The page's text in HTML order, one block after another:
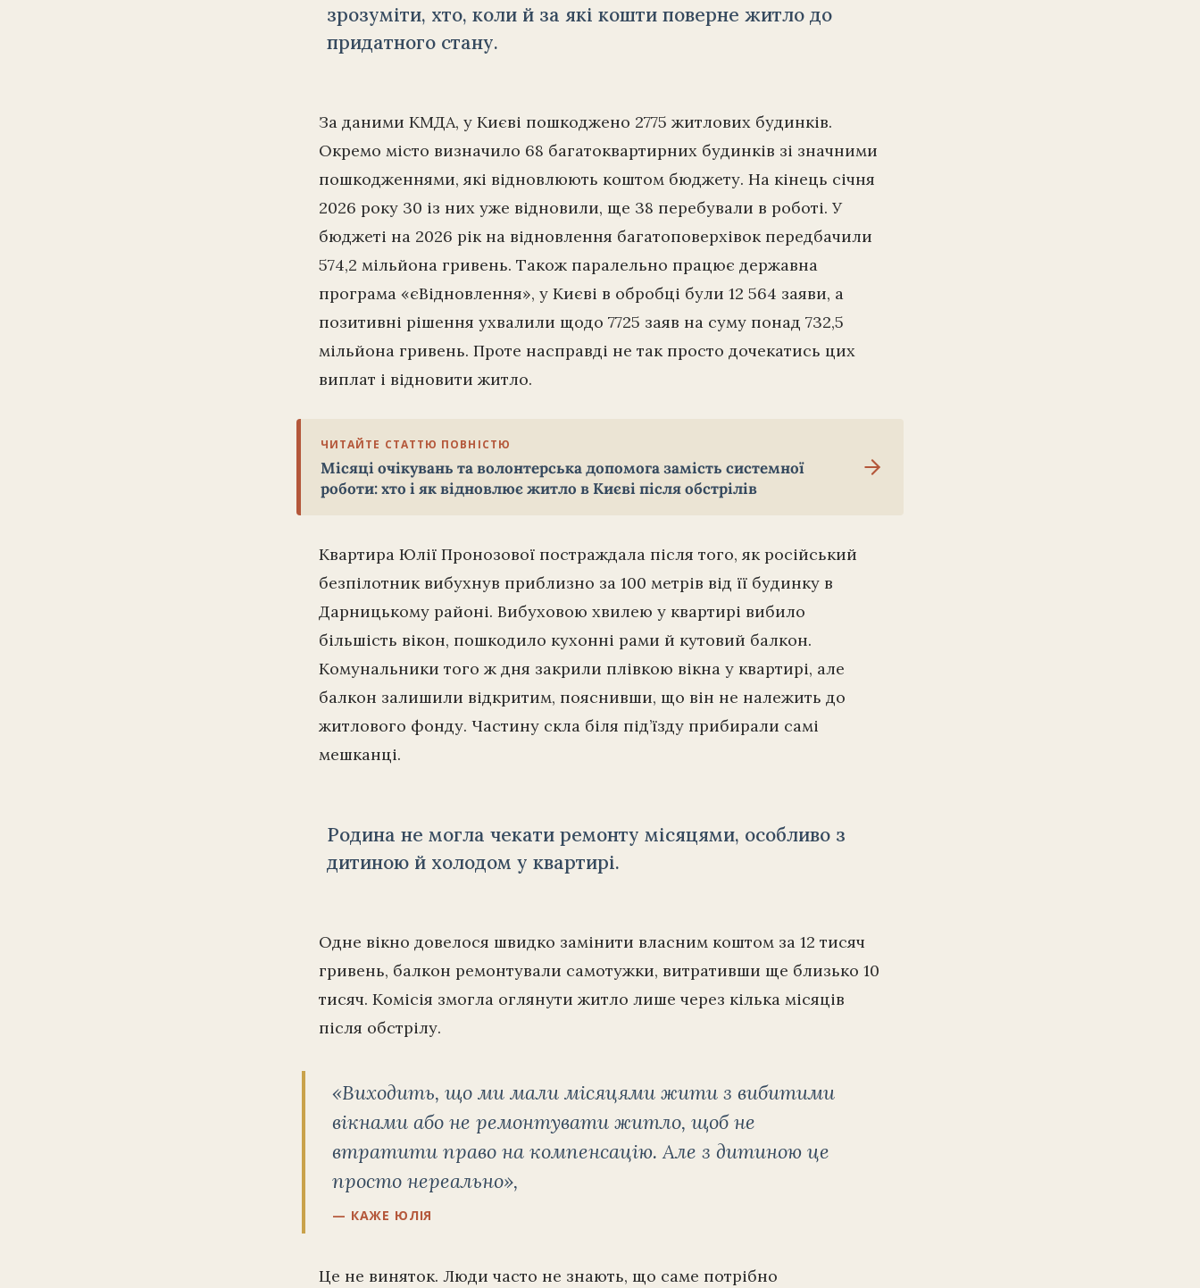
зрозуміти, хто, коли й за які кошти поверне житло до
придатного стану.
За даними КМДА, у Києві пошкоджено 2775 житлових будинків.
Окремо місто визначило 68 багатоквартирних будинків зі значними
пошкодженнями, які відновлюють коштом бюджету. На кінець січня
2026 року 30 із них уже відновили, ще 38 перебували в роботі. У
бюджеті на 2026 рік на відновлення багатоповерхівок передбачили
574,2 мільйона гривень. Також паралельно працює державна
програма «єВідновлення», у Києві в обробці були 12 564 заяви, а
позитивні рішення ухвалили щодо 7725 заяв на суму понад 732,5
мільйона гривень. Проте насправді не так просто дочекатись цих
виплат і відновити житло.
ЧИТАЙТЕ СТАТТЮ ПОВНІСТЮ
Місяці очікувань та волонтерська допомога замість системної
роботи: хто і як відновлює житло в Києві після обстрілів
Квартира Юлії Пронозової постраждала після того, як російський
безпілотник вибухнув приблизно за 100 метрів від її будинку в
Дарницькому районі. Вибуховою хвилею у квартирі вибило
більшість вікон, пошкодило кухонні рами й кутовий балкон.
Комунальники того ж дня закрили плівкою вікна у квартирі, але
балкон залишили відкритим, пояснивши, що він не належить до
житлового фонду. Частину скла біля під’їзду прибирали самі
мешканці.
Родина не могла чекати ремонту місяцями, особливо з
дитиною й холодом у квартирі.
Одне вікно довелося швидко замінити власним коштом за 12 тисяч
гривень, балкон ремонтували самотужки, витративши ще близько 10
тисяч. Комісія змогла оглянути житло лише через кілька місяців
після обстрілу.
«Виходить, що ми мали місяцями жити з вибитими
вікнами або не ремонтувати житло, щоб не
втратити право на компенсацію. Але з дитиною це
просто нереально»,
— КАЖЕ ЮЛІЯ
Це не виняток. Люди часто не знають, що саме потрібно